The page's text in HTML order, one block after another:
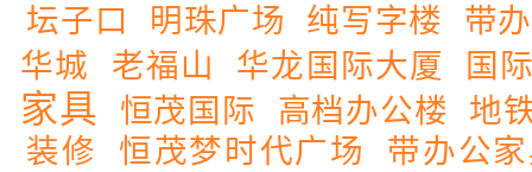
坛子口
明珠广场 纯写字楼
带
华城
老福山 华龙国际大厦 国
家具 恒茂国际 高档办公楼
地
装修
恒茂梦时代广场
带办公